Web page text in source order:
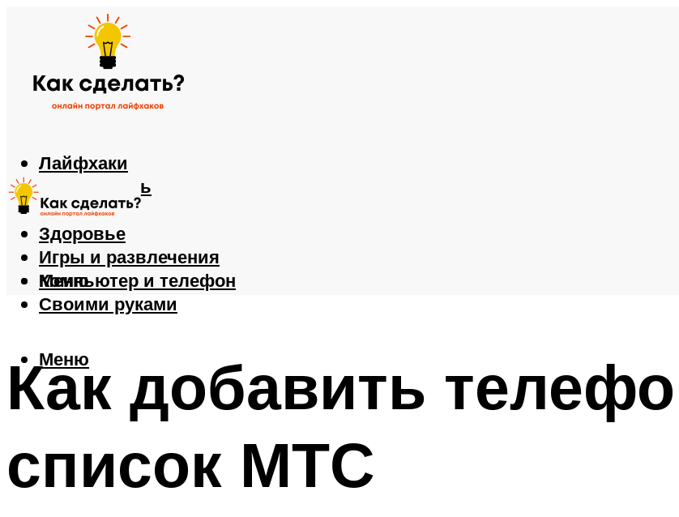
Лайфхаки
Автомобиль
Еда
Здоровье
Игры и развлечения
Компьютер и телефон
Своими руками
Меню
Меню
Как добавить
список МТС